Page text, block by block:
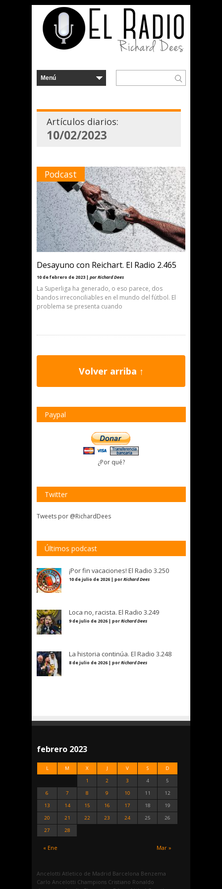
Artículos diarios:
10/02/2023
Podcast
Desayuno con Reichart. El Radio 2.465
10 de febrero de 2023 | por Richard Dees
La Superliga ha generado, o eso parece, dos
bandos irreconciliables en el mundo del fútbol. El
problema se presenta cuando
Volver arriba ↑
Paypal
¿Por qué?
Twitter
Tweets por @RichardDees
Últimos podcast
¡Por fin vacaciones! El Radio 3.250
10 de julio de 2026 | porRichard Dees
Loca no, racista. El Radio 3.249
9 de julio de 2026 | porRichard Dees
La historia continúa. El Radio 3.248
8 de julio de 2026 | porRichard Dees
febrero 2023
L M X J V S D
« Ene Mar »
1 2 3 4
5
6
7 8 9 10 11
12
13
14 15 16 17 18
19
20
21 22 23 24 25
26
27
28
Ancelotti Atletico de Madrid Barcelona Benzema
Carlo Ancelotti Champions Cristiano Ronaldo